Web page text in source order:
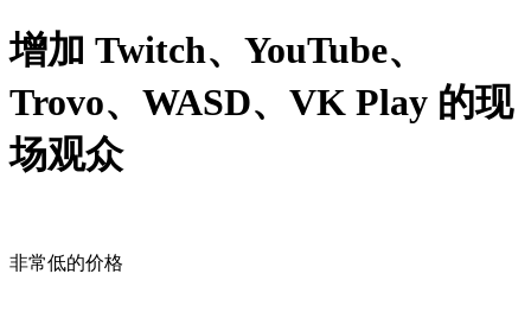
增加 Twitch、YouTube、
Trovo、WASD、VK Play 的现
场观众
非常低的价格